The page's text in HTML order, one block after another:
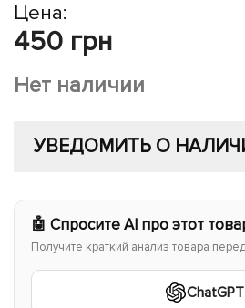
Цена:
450 грн
Нет наличии
УВЕДОМИТЬ О
🤖 Спросите AI про этот
Получите краткий анализ товара
ChatGPT